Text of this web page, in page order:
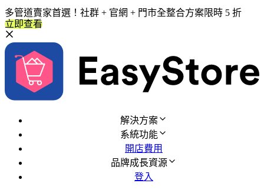
多管道賣家首選！社群 + 官網 + 門市全整合方案限時 5 折
立即查看
解決方案
系統功能
開店費用
品牌成長資源
登入